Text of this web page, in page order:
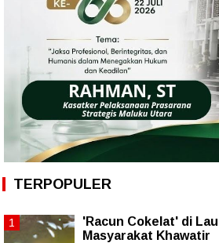
TERPOPULER
'Racun Cokelat' di
Masyarakat Khawatir